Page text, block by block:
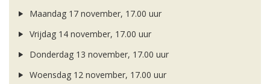
Maandag 17 november, 17.00 uur
Vrijdag 14 november, 17.00 uur
Donderdag 13 november, 17.00 uur
Woensdag 12 november, 17.00 uur